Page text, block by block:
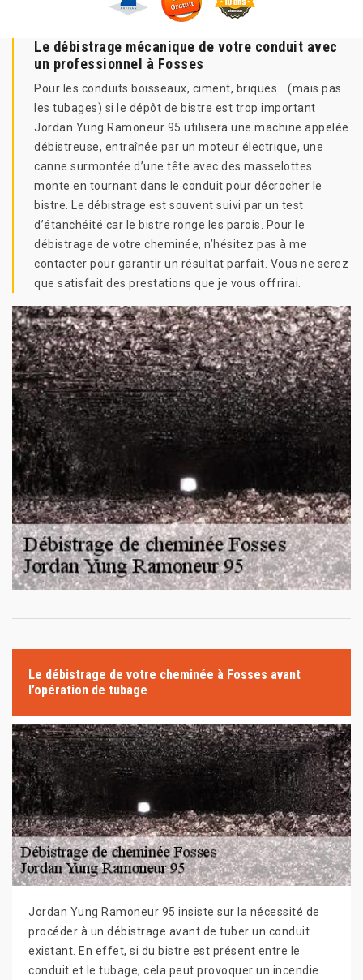
Le débistrage mécanique de votre conduit avec
un professionnel à Fosses
Pour les conduits boisseaux, ciment, briques… (mais pas
les tubages) si le dépôt de bistre est trop important
Jordan Yung Ramoneur 95 utilisera une machine appelée
débistreuse, entraînée par un moteur électrique, une
canne surmontée d’une tête avec des masselottes
monte en tournant dans le conduit pour décrocher le
bistre. Le débistrage est souvent suivi par un test
d’étanchéité car le bistre ronge les parois. Pour le
débistrage de votre cheminée, n’hésitez pas à me
contacter pour garantir un résultat parfait. Vous ne serez
que satisfait des prestations que je vous offrirai.
Le débistrage de votre cheminée à Fosses avant
l’opération de tubage
Jordan Yung Ramoneur 95 insiste sur la nécessité de
procéder à un débistrage avant de tuber un conduit
existant. En effet, si du bistre est présent entre le
conduit et le tubage, cela peut provoquer un incendie.